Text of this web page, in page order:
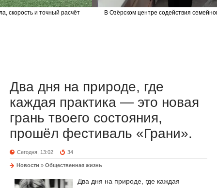
В Озёрском центре содействия семейному воспитанию яркие краски .
Два дня на природе, где
каждая практика — это новая
грань твоего состояния,
прошёл фестиваль «Грани».
Сегодня, 13:02 34
Новости » Общественная жизнь
Два дня на природе, где каждая